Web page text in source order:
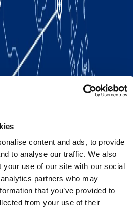
content and ads, to provide
to analyse our traffic. We also
your use of our site with our social
partners who may
that you’ve provided to
from your use of their